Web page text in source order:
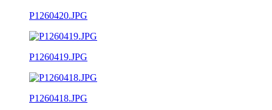
P1260420.JPG
P1260419.JPG
P1260418.JPG